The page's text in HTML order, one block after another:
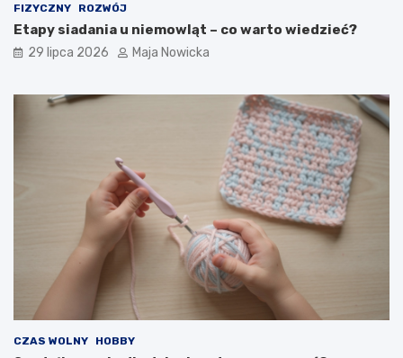
FIZYCZNY ROZWÓJ
Etapy siadania u niemowląt – co warto wiedzieć?
29 lipca 2026 Maja Nowicka
CZAS WOLNY HOBBY